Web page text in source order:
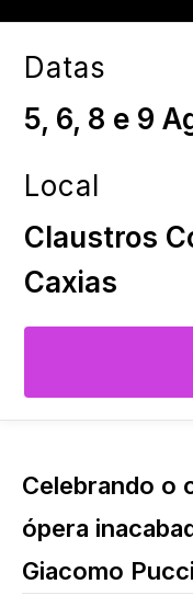
Datas
5, 6, 8 e 9
Local
Claustros
Caxias
Celebrando o
ópera
Giacomo